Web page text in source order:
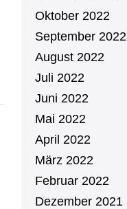
Oktober 2022
September 2022
August 2022
Juli 2022
Juni 2022
Mai 2022
April 2022
März 2022
Februar 2022
Dezember 2021